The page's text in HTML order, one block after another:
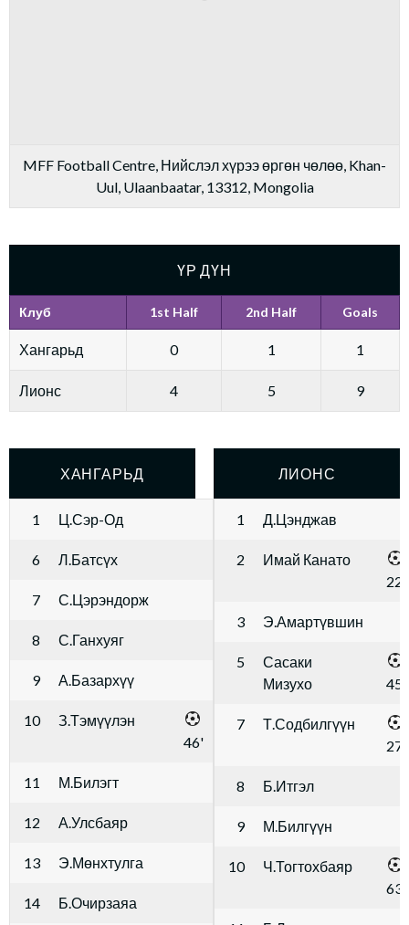
MFF Football Centre, Нийслэл хүрээ өргөн чөлөө, Khan-
Uul, Ulaanbaatar, 13312, Mongolia
ҮР ДҮН
Клуб 1st Half 2nd Half Goals
Хангарьд 0 1 1
Лионс 4 5 9
ХАНГАРЬД
1 Ц.Сэр-Од
6 Л.Батсүх
7 С.Цэрэндорж
8 С.Ганхуяг
9 А.Базархүү
10
З.Тэмүүлэн
46'
11 М.Билэгт
12 А.Улсбаяр
13 Э.Мөнхтулга
14 Б.Очирзаяа
ЛИОНС
1 Д.Цэнджав
2
Имай Канато
22'
3 Э.Амартүвшин
5
Сасаки
Мизухо
45'
7
Т.Содбилгүүн
27'
8 Б.Итгэл
9 М.Билгүүн
10
Ч.Тогтохбаяр
63'